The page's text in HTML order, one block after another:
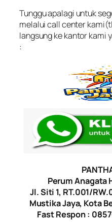
Tunggu apalagi untuk
melalui call center
langsung ke kantor kami
:
Perum Anagata
Jl. Siti 1, RT.001/
Mustika Jaya, Kota
Fast Respon :